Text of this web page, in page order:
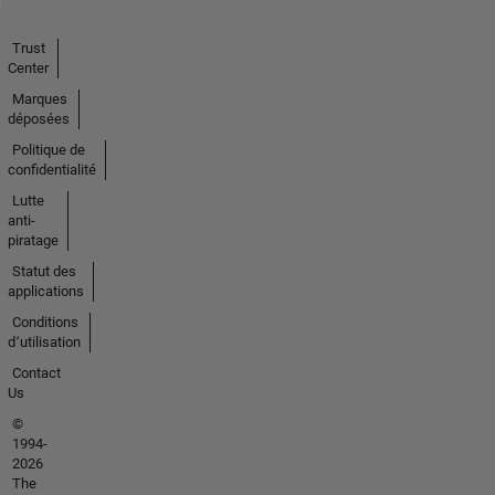
Trust
Center
Marques
déposées
Politique de
confidentialité
Lutte
anti-
piratage
Statut des
applications
Conditions
d՚utilisation
Contact
Us
©
1994-
2026
The